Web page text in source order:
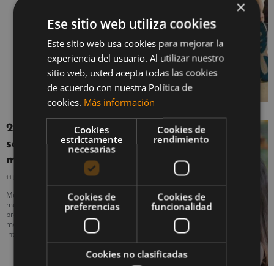
20 consejos para estar
saludable internamente
más allá de la estética
11 JULIO, 2020 NO HAY COMENTARIOS
Mejorar los hábitos puede ayudarte a
mejorar tu estado de salud y tu
productividad diaria. ¡Conoce los
mejores consejos para estar saludable
internamente y prevenir enfermedades!
×
Ese sitio web utiliza cookies
Este sitio web usa cookies para mejorar la
experiencia del usuario. Al utilizar nuestro
sitio web, usted acepta todas las cookies
de acuerdo con nuestra Política de
cookies. Más información
Cookies
estrictamente
necesarias
Cookies de
rendimiento
Cookies de
preferencias
Cookies de
funcionalidad
Cookies no clasificadas